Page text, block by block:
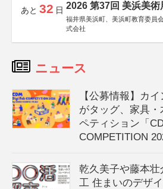
あと 32 日 2026 第37回 美浜美術
福井県美浜町、美浜町教育委員
式会社
ニュース
【公募情報】カ
がタッグ、家具
ペティション「
COMPETITION
乾久美子や藤本
工 住まいのデザ